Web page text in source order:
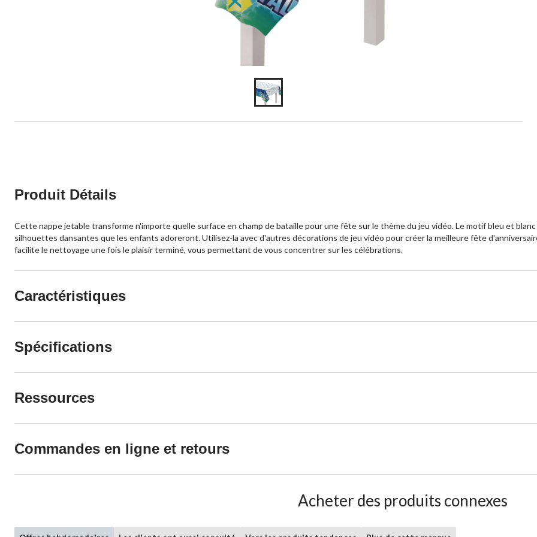
Produit Détails
Cette nappe jetable transforme n'importe quelle surface en champ de bataille pour une fête sur le thème du jeu vidéo. Le motif bleu et
silhouettes dansantes que les enfants adoreront. Utilisez-la avec d'autres décorations de jeu vidéo pour créer la meilleure fête
facilite le nettoyage une fois le plaisir terminé, vous permettant de vous concentrer sur les célébrations.
Caractéristiques
Spécifications
Ressources
Commandes en ligne et retours
Acheter des produits connexes